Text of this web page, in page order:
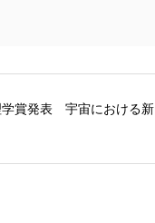
学賞発表 宇宙における新